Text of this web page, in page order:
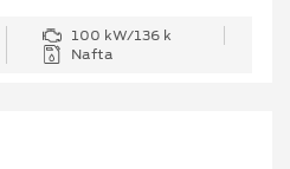
100 kW/136 k
Nafta